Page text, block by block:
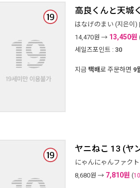
高良くんと天城
はなげのまい (지은이) |
14,470원 → 13,450원
세일즈포인트 : 30
지금 택배로 주문하면 9
ヤニねこ 13 (ヤ
にゃんにゃんファク
8,680원 → 7,810원 (